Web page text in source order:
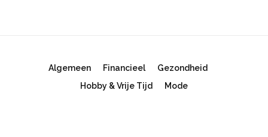
Algemeen Financieel
Gezondheid
Hobby & Vrije Tijd
Mode